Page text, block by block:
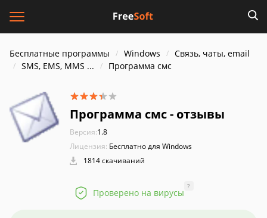
Бесплатные программы Windows
Связь, чаты, email
SMS, EMS, MMS ...
Программа смс
Программа смс - отзывы
Версия:1.8
Лицензия: Бесплатно для Windows
1814 скачиваний
Проверено на вирусы
?